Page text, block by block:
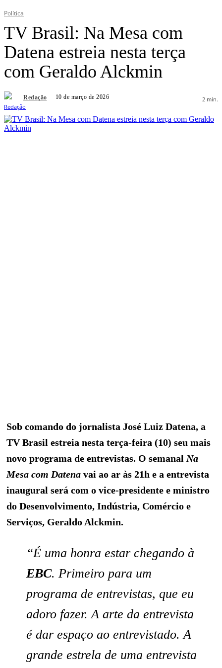
Política
TV Brasil: Na Mesa com
Datena estreia nesta terça
com Geraldo Alckmin
Redação 10 de março de 2026 2 min.
Sob comando do jornalista José Luiz Datena, a
TV Brasil estreia nesta terça-feira (10) seu mais
novo programa de entrevistas. O semanal Na
Mesa com Datena vai ao ar às 21h e a entrevista
inaugural será com o vice-presidente e ministro
do Desenvolvimento, Indústria, Comércio e
Serviços, Geraldo Alckmin.
“É uma honra estar chegando à
EBC. Primeiro para um
programa de entrevistas, que eu
adoro fazer. A arte da entrevista
é dar espaço ao entrevistado. A
grande estrela de uma entrevista